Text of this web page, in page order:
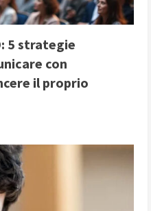
5 strategie
con
il proprio